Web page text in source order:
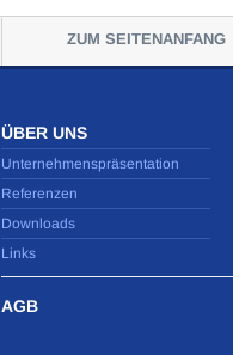
ZUM SEITENANFANG
ÜBER UNS
Unternehmenspräsentation
Referenzen
Downloads
Links
AGB